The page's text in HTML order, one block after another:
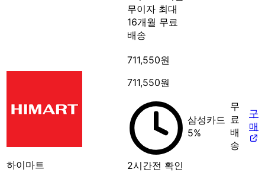
무이자 최대
16개월 무료
배송
하이마트
711,550원
711,550원
2시간전 확인
삼성카드
5%
무
료
배
송
구
매